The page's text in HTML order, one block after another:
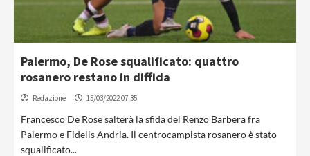
Palermo, De Rose squalificato: quattro
rosanero restano in diffida
Redazione 15/03/2022 07:35
Francesco De Rose salterà la sfida del Renzo Barbera fra
Palermo e Fidelis Andria. Il centrocampista rosanero è stato
squalificato...